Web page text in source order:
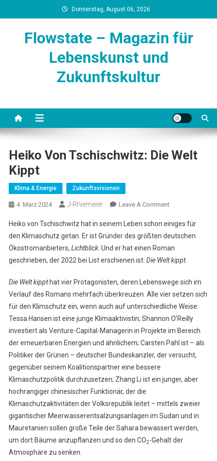
to
Donnerstag, August 06, 2026
Flowstate – Magazin für
Lebenskunst und
Zukunftskultur
Heiko Von Tschischwitz: Die Welt
Kippt
Klima & Energie Zukunftsvisionen
4. März 2024 J-Rhiemeier Leave A CommentOn
Von
Tschischwitz:
Die
Welt
Heiko von Tschischwitz hat in seinem Leben schon einiges für
den Klimaschutz getan. Er ist Gründer des größten deutschen
Ökostromanbieters, Lichtblick. Und er hat einen Roman
geschrieben, der 2022 bei List erschienen ist: Die Welt kippt.
Die Welt kippthat vier Protagonisten, deren Lebenswege sich im
Verlauf des Romans mehrfach überkreuzen. Alle vier setzen sich
für den Klimschutz ein, wenn auch auf unterschiedliche Weise:
Tessa Hansen ist eine junge Klimaaktivistin; Shannon O’Reilly
investiert als Venture-Capital-Managerin in Projekte im Bereich
der erneuerbaren Energien und ähnlichem; Carsten Pahl ist – als
Politiker der Grünen – deutscher Bundeskanzler, der versucht,
gegenüber seinem Koalitionspartner eine bessere
Klimaschutzpolitik durchzusetzen; Zhang Li ist ein junger, aber
hochrangiger chinesischer Funktionär, der die
Klimaschutzaktivitäten der Volksrepublik leitet – mittels zweier
gigantischer Meerwasserentsalzungsanlagen im Sudan und in
Mauretanien sollen große Teile der Sahara bewässert werden,
um dort Bäume anzupflanzen und so den CO2-Gehalt der
Atmosphäre zu senken.